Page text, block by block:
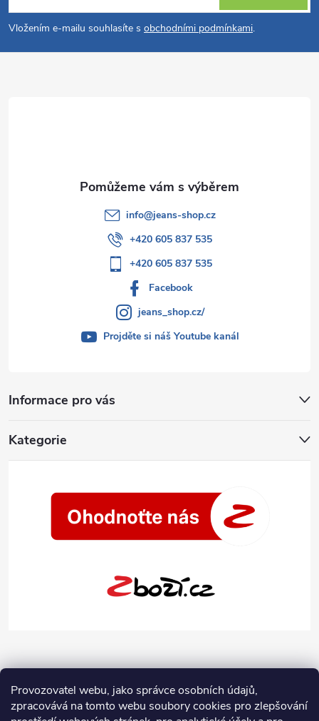
Provozovatel webu, jako správce osobních údajů,
zpracovává na tomto webu soubory cookies pro zlepšování
p
a
Vložením e-mailu souhlasíte s obchodními podmínkami.
Informace pro vás
Kategorie
info@jeans-shop.cz
+420 605 837 535
+420 605 837 535
Facebook
jeans_shop.cz/
Projděte si náš Youtube kanál